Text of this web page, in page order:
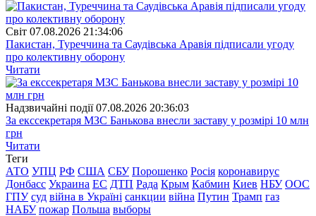
Свiт 07.08.2026 21:34:06
Пакистан, Туреччина та Саудівська Аравія підписали угоду
про колективну оборону
Читати
Надзвичайні події 07.08.2026 20:36:03
За екссекретаря МЗС Банькова внесли заставу у розмірі 10 млн
грн
Читати
Теги
АТО УПЦ РФ США СБУ Порошенко Росія коронавирус
Донбасс Украина ЕС ДТП Рада Крым Кабмин Киев НБУ ООС
ГПУ суд війна в Україні санкции війна Путин Трамп газ
НАБУ пожар Польша выборы